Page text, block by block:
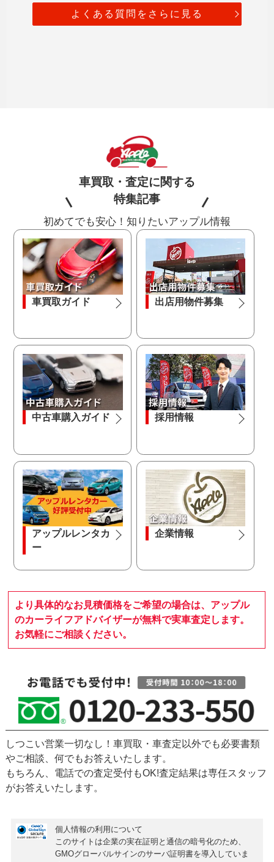
よくある質問をさらに見る
車買取・査定に関する
特集記事
初めてでも安心！知りたいアップル情報
車買取ガイド 出店用物件募集
中古車購入ガイド 採用情報
アップルレンタカ
ー
企業情報
より具体的なお見積価格をご希望の場合は、アップル
のカーライフアドバイザーが無料で実車査定します。
お気軽にご相談ください。
しつこい営業一切なし！車買取・車査定以外でも必要書類
やご相談、何でもお答えいたします。
もちろん、 電話での査定受付もOK!査定結果は専任スタッフ
がお答えいたします。
個人情報の利用について
このサイトは企業の実在証明と通信の暗号化のため、
GMOグローバルサインのサーバ証明書を導入していま